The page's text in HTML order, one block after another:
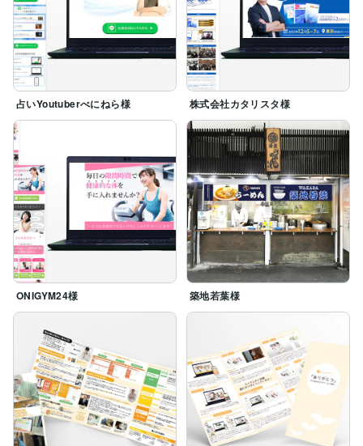
占いYoutuberべにねら様 株式会社カタリスタ様
ONIGYM24様 築地若葉様